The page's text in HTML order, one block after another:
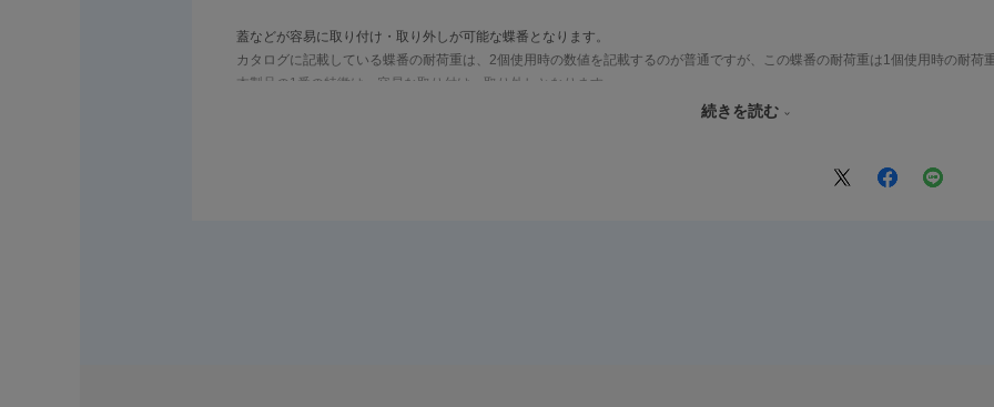
蓋などが容易に取り付け・取り外しが可能な蝶番となります。
カタログに記載している蝶番の耐荷重は、2個使用時の数値を記載するのが普通ですが、この蝶番の耐荷重は1個使用時の耐荷
本製品の1番の特徴は、容易な取り付け・取り外しとなります。
同じように取り付け・取り外しが可能な抜き差し蝶番の取り付け時にピンを穴に通す動作に比べ、引っかけるだけなので、取
続きを読む